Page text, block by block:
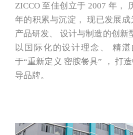
ZICCO 至佳创立于 2007 年，
年的积累与沉淀， 现已发展
产品研发、 设计与制造的创新
以国际化的设计理念、 精
于“重新定义 密胺餐具” ， 打
导品牌。